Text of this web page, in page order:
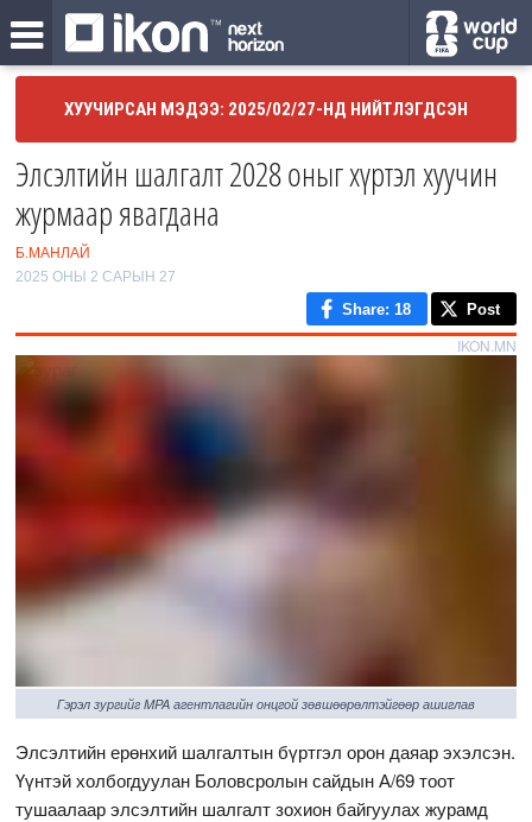
ХУУЧИРСАН МЭДЭЭ: 2025/02/27-НД НИЙТЛЭГДСЭН
Элсэлтийн шалгалт 2028 оныг хүртэл хуучин
журмаар явагдана
Б.МАНЛАЙ
2025 ОНЫ 2 САРЫН 27
Share: 18 Post
IKON.MN
Гэрэл зургийг MPA агентлагийн онцгой зөвшөөрөлтэйгөөр ашиглав
Элсэлтийн ерөнхий шалгалтын бүртгэл орон даяар эхэлсэн.
Үүнтэй холбогдуулан Боловсролын сайдын А/69 тоот
тушаалаар элсэлтийн шалгалт зохион байгуулах журамд